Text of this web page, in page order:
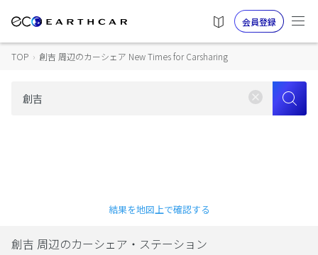
会員登録
TOP › 創吉 周辺のカーシェア New Times for Carsharing
結果を地図上で確認する
創吉 周辺のカーシェア・ステーション